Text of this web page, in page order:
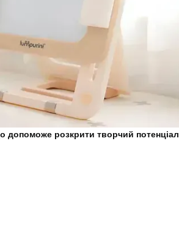
допоможе розкрити творчий потенціал